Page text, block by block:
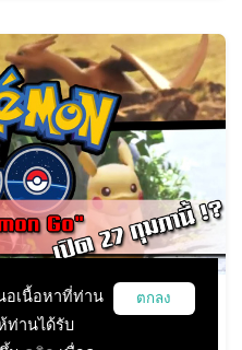
10 ปีที่แล้ว
อเนื้อหาที่ท่าน
ท่านได้รับ
ตกลง